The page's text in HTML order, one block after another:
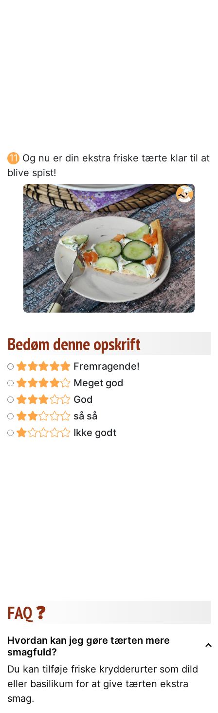
Og nu er din ekstra friske tærte klar til at
blive spist!
Bedøm denne opskrift
Fremragende!
Meget god
God
så så
Ikke godt
FAQ ❓
Hvordan kan jeg gøre tærten mere
smagfuld?
Du kan tilføje friske krydderurter som dild
eller basilikum for at give tærten ekstra
smag.